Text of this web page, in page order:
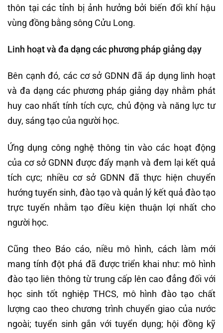
thôn tại các tỉnh bị ảnh hưởng bởi biến đổi khí hậu
vùng đồng bằng sông Cửu Long.
Linh hoạt và đa dạng các phương pháp giảng dạy
Bên cạnh đó, các cơ sở GDNN đã áp dụng linh hoạt
và đa dạng các phương pháp giảng dạy nhằm phát
huy cao nhất tính tích cực, chủ động và năng lực tư
duy, sáng tạo của người học.
Ứng dụng công nghệ thông tin vào các hoạt động
của cơ sở GDNN được đẩy mạnh và đem lại kết quả
tích cực; nhiều cơ sở GDNN đã thực hiện chuyển
hướng tuyển sinh, đào tạo và quản lý kết quả đào tạo
trực tuyến nhằm tạo điều kiện thuận lợi nhất cho
người học.
Cũng theo Báo cáo, niều mô hình, cách làm mới
mang tính đột phá đã được triển khai như: mô hình
đào tạo liên thông từ trung cấp lên cao đẳng đối với
học sinh tốt nghiệp THCS, mô hình đào tạo chất
lượng cao theo chương trình chuyển giao của nước
ngoài; tuyển sinh gắn với tuyển dụng; hội đồng kỹ